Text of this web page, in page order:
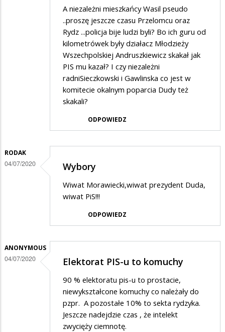
A niezależni mieszkańcy Wasil pseudo
..proszę jeszcze czasu Przelomcu oraz
Rydz ...policja bije ludzi byli? Bo ich guru od
kilometrówek były działacz Młodzieży
Wszechpolskiej Andruszkiewicz skakał jak
PIS mu kazał? I czy niezależni
radniSieczkowski i Gawlinska co jest w
komitecie okalnym poparcia Dudy też
skakali?
ODPOWIEDZ
RODAK
04/07/2020 Wybory
Wiwat Morawiecki,wiwat prezydent Duda,
wiwat PiS!!!
ODPOWIEDZ
ANONYMOUS
04/07/2020 Elektorat PIS-u to komuchy
90 % elektoratu pis-u to prostacie,
niewykształcone komuchy co należały do
pzpr. A pozostałe 10% to sekta rydzyka.
Jeszcze nadejdzie czas , że intelekt
zwycięży ciemnotę.